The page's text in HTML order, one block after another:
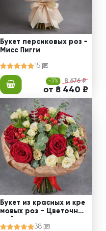
Букет персиковых роз -
Мисс Пигги
15
-3% 8 676 ₽
от 8 440 ₽
Букет из красных и кре
мовых роз – Цветочный
38